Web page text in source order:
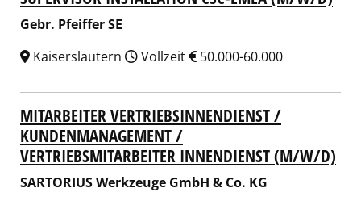
Gebr. Pfeiffer SE
Kaiserslautern
Vollzeit 50.000-60.000
MITARBEITER VERTRIEBSINNENDIENST /
KUNDENMANAGEMENT /
VERTRIEBSMITARBEITER INNENDIENST (M/W/D)
SARTORIUS Werkzeuge GmbH & Co. KG